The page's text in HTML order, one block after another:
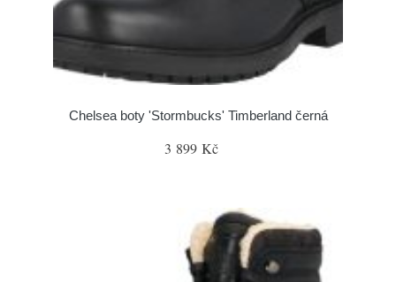
Chelsea boty 'Stormbucks' Timberland černá
3 899 Kč